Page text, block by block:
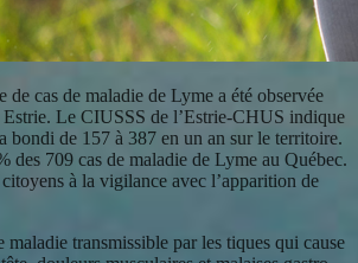
de cas de maladie de Lyme a été observée
Estrie. Le CIUSSS de l’Estrie-CHUS indique
bondi de 157 à 387 en un an sur le territoire.
des 709 cas de maladie de Lyme au Québec.
à la vigilance avec l’apparition de
maladie transmissible par les tiques qui cause